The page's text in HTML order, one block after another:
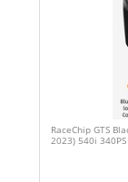
RaceChip GTS
2023) 540i 340PS